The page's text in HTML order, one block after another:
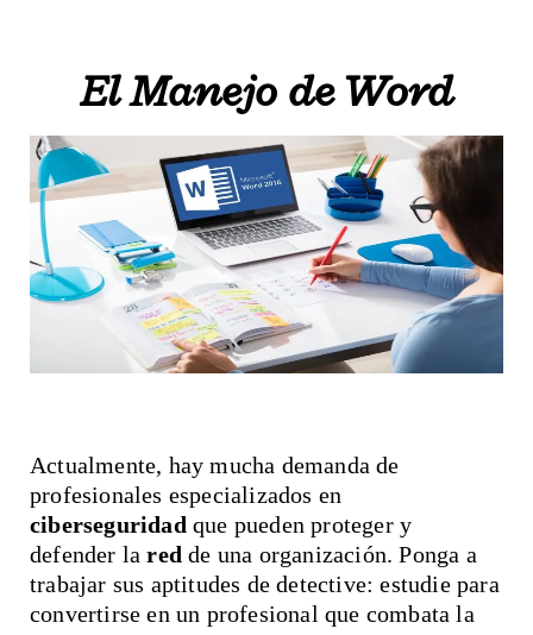
El Manejo de Word
Actualmente, hay mucha demanda de
profesionales especializados en
ciberseguridad que pueden proteger y
defender la red de una organización. Ponga a
trabajar sus aptitudes de detective: estudie para
convertirse en un profesional que combata la